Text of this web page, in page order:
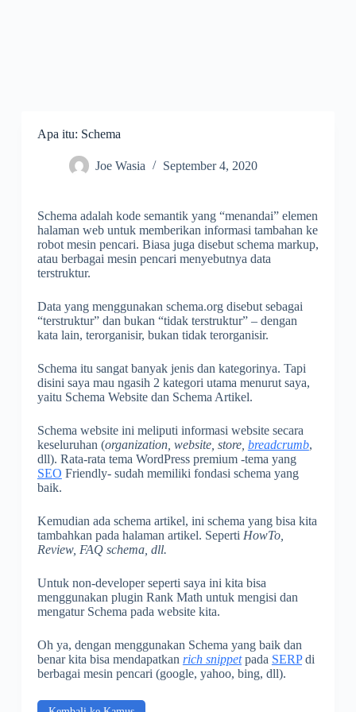
Apa itu: Schema
Joe Wasia September 4, 2020
Schema adalah kode semantik yang “menandai” elemen
halaman web untuk memberikan informasi tambahan ke
robot mesin pencari. Biasa juga disebut schema markup,
atau berbagai mesin pencari menyebutnya data
terstruktur.
Data yang menggunakan schema.org disebut sebagai
“terstruktur” dan bukan “tidak terstruktur” – dengan
kata lain, terorganisir, bukan tidak terorganisir.
Schema itu sangat banyak jenis dan kategorinya. Tapi
disini saya mau ngasih 2 kategori utama menurut saya,
yaitu Schema Website dan Schema Artikel.
Schema website ini meliputi informasi website secara
keseluruhan (organization, website, store, breadcrumb,
dll). Rata-rata tema WordPress premium -tema yang
SEO Friendly- sudah memiliki fondasi schema yang
baik.
Kemudian ada schema artikel, ini schema yang bisa kita
tambahkan pada halaman artikel. Seperti HowTo,
Review, FAQ schema, dll.
Untuk non-developer seperti saya ini kita bisa
menggunakan plugin Rank Math untuk mengisi dan
mengatur Schema pada website kita.
Oh ya, dengan menggunakan Schema yang baik dan
benar kita bisa mendapatkan rich snippet pada SERPdi
berbagai mesin pencari (google, yahoo, bing, dll).